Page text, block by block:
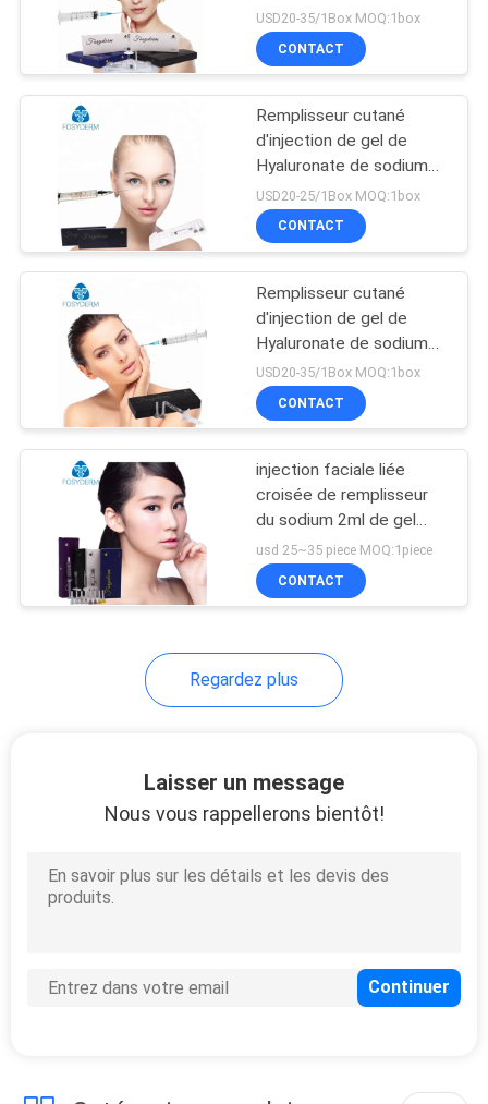
PLAN
DU
SITE
PRIVACY
POLICY
écologique pour enlever
des lignes de cou
USD20-35/1Box MOQ:1box
CONTACT
Remplisseur cutané
d'injection de gel de
Hyaluronate de sodium
des produits de beauté
1ml pour des soins de la
peau
USD20-25/1Box MOQ:1box
CONTACT
Remplisseur cutané
d'injection de gel de
Hyaluronate de sodium
pour lisser des lignes de
front
USD20-35/1Box MOQ:1box
CONTACT
injection faciale liée
croisée de remplisseur
du sodium 2ml de gel
médical de Hyaluronate
usd 25~35 piece MOQ:1piece
CONTACT
Regardez plus
Laisser un message
Nous vous rappellerons bientôt!